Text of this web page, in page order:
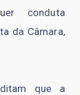
conduta
da Câmara,
que a